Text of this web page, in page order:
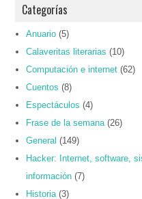
Categorías
Anuario (5)
Calaveritas literarias (10)
Computación e internet (62)
Cuentos (8)
Espectáculos (4)
Frase de la semana (26)
General (149)
Hacker: Internet, software,
información (7)
Historia (3)